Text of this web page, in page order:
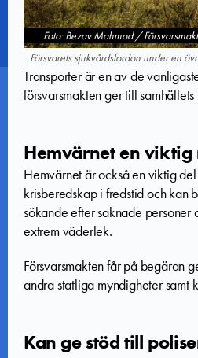
Foto: Bezav Mahmod /
Försvarets sjukvårdsfordon under en
Transporter är en av de
försvarsmakten ger till
Hemvärnet en viktig
Hemvärnet är också en viktig
krisberedskap i fredstid och kan
sökande efter saknade
extrem väderlek.
Försvarsmakten får på begäran
andra statliga myndigheter samt
Kan ge stöd till